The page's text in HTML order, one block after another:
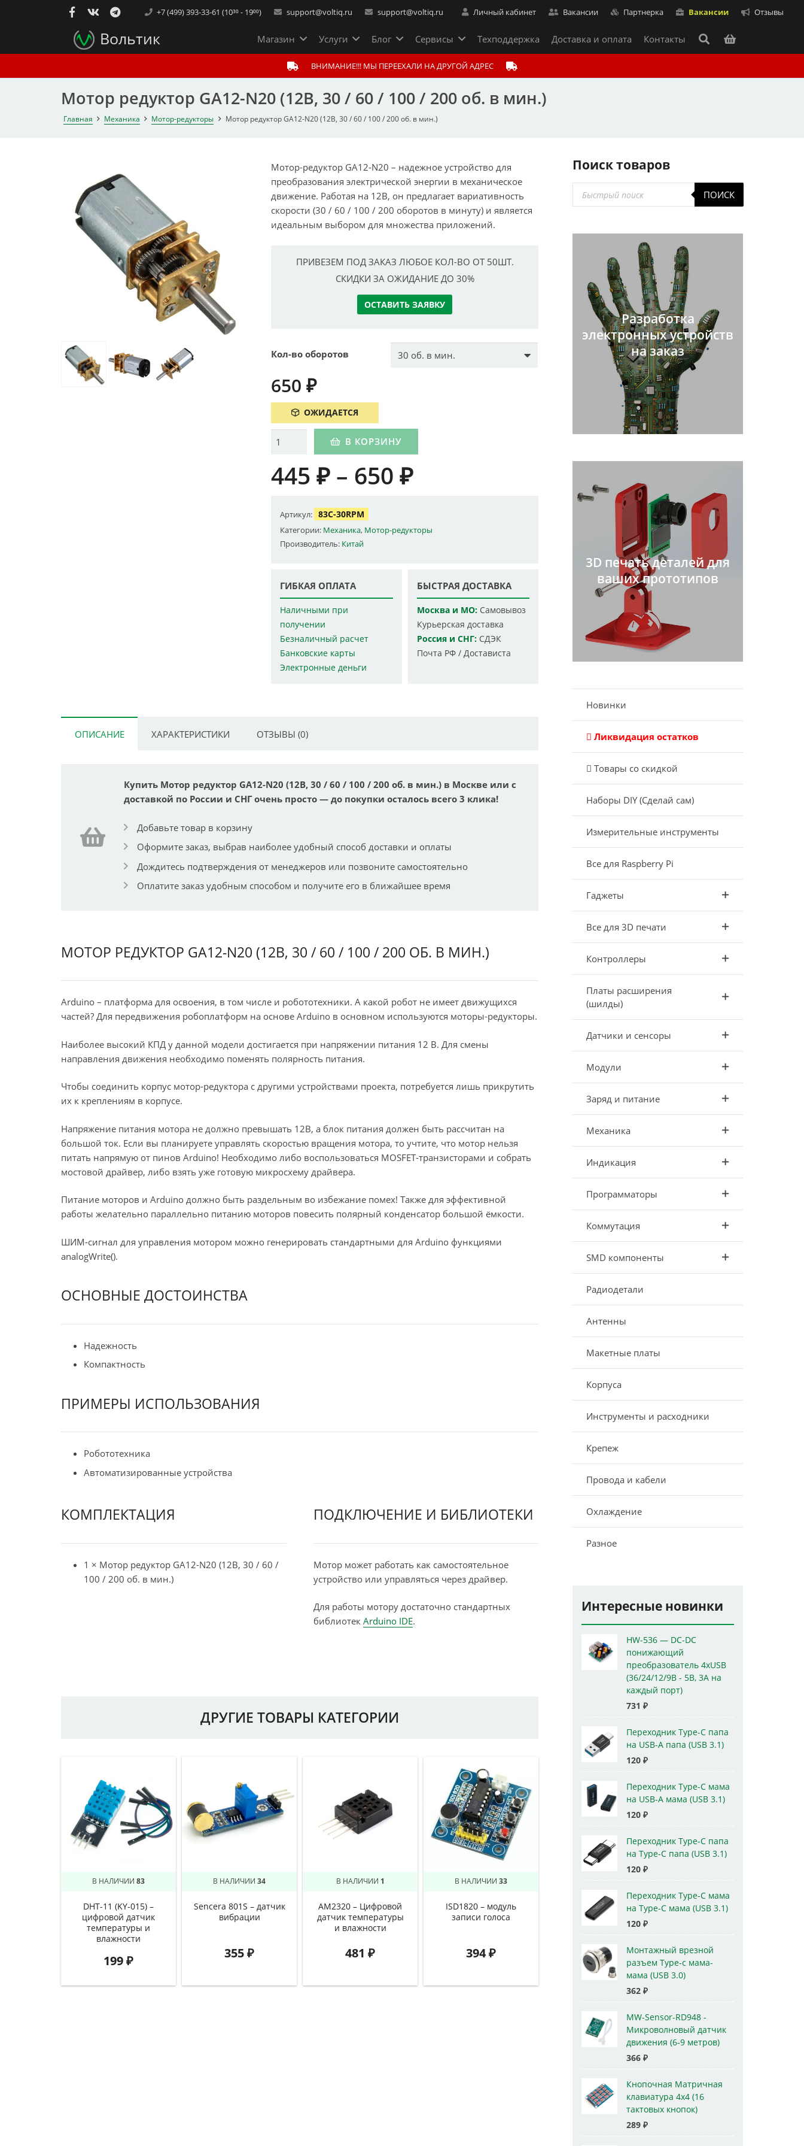
+7 (499) 393-33-61 (10³⁰ - 19⁰⁰) support@voltiq.ru support@voltiq.ru Личный кабинет Вакансии Партнерка Вакансии Отзывы
Вольтик Магазин Услуги Блог Сервисы Техподдержка Доставка и оплата Контакты
ВНИМАНИЕ!!! МЫ ПЕРЕЕХАЛИ НА ДРУГОЙ АДРЕС
Мотор редуктор GA12-N20 (12В, 30 / 60 / 100 / 200 об. в мин.)
Главная Механика Мотор-редукторы Мотор редуктор GA12-N20 (12В, 30 / 60 / 100 / 200 об. в мин.)
Мотор-редуктор GA12-N20 – надежное устройство для
преобразования электрической энергии в механическое
движение. Работая на 12В, он предлагает вариативность
скорости (30 / 60 / 100 / 200 оборотов в минуту) и является
идеальным выбором для множества приложений.
ПРИВЕЗЕМ ПОД ЗАКАЗ ЛЮБОЕ КОЛ-ВО ОТ 50ШТ.
СКИДКИ ЗА ОЖИДАНИЕ ДО 30%
ОСТАВИТЬ ЗАЯВКУ
Кол-во оборотов
650₽
ОЖИДАЕТСЯ
В КОРЗИНУ
445₽ – 650₽
Артикул: 83C-30RPM
Категории: Механика, Мотор-редукторы
Производитель: Китай
ГИБКАЯ ОПЛАТА
Наличными при
получении
Безналичный расчет
Банковские карты
Электронные деньги
БЫСТРАЯ ДОСТАВКА
Москва и МО:Самовывоз
Курьерская доставка
Россия и СНГ:СДЭК
Почта РФ / Достависта
ОПИСАНИЕ ХАРАКТЕРИСТИКИ ОТЗЫВЫ (0)
Купить Мотор редуктор GA12-N20 (12В, 30 / 60 / 100 / 200 об. в мин.) в Москве или с
доставкой по России и СНГ очень просто — до покупки осталось всего 3 клика!
Добавьте товар в корзину
Оформите заказ, выбрав наиболее удобный способ доставки и оплаты
Дождитесь подтверждения от менеджеров или позвоните самостоятельно
Оплатите заказ удобным способом и получите его в ближайшее время
МОТОР РЕДУКТОР GA12-N20 (12В, 30 / 60 / 100 / 200 ОБ. В МИН.)
Arduino – платформа для освоения, в том числе и робототехники. А какой робот не имеет движущихся
частей? Для передвижения робоплатформ на основе Arduino в основном используются моторы-редукторы.
Наиболее высокий КПД у данной модели достигается при напряжении питания 12 В. Для смены
направления движения необходимо поменять полярность питания.
Чтобы соединить корпус мотор-редуктора с другими устройствами проекта, потребуется лишь прикрутить
их к креплениям в корпусе.
Напряжение питания мотора не должно превышать 12В, а блок питания должен быть рассчитан на
большой ток. Если вы планируете управлять скоростью вращения мотора, то учтите, что мотор нельзя
питать напрямую от пинов Arduino! Необходимо либо воспользоваться MOSFET-транзисторами и собрать
мостовой драйвер, либо взять уже готовую микросхему драйвера.
Питание моторов и Arduino должно быть раздельным во избежание помех! Также для эффективной
работы желательно параллельно питанию моторов повесить полярный конденсатор большой ёмкости.
ШИМ-сигнал для управления мотором можно генерировать стандартными для Arduino функциями
analogWrite().
ОСНОВНЫЕ ДОСТОИНСТВА
Надежность
Компактность
ПРИМЕРЫ ИСПОЛЬЗОВАНИЯ
Робототехника
Автоматизированные устройства
КОМПЛЕКТАЦИЯ
1 × Мотор редуктор GA12-N20 (12В, 30 / 60 /
100 / 200 об. в мин.)
ПОДКЛЮЧЕНИЕ И БИБЛИОТЕКИ
Мотор может работать как самостоятельное
устройство или управляться через драйвер.
Для работы мотору достаточно стандартных
библиотек Arduino IDE.
ДРУГИЕ ТОВАРЫ КАТЕГОРИИ
В НАЛИЧИИ 83
DHT-11 (KY-015) –
цифровой датчик
температуры и
влажности
199₽
В НАЛИЧИИ 34
Sencera 801S – датчик
вибрации
355₽
В НАЛИЧИИ 1
AM2320 – Цифровой
датчик температуры
и влажности
481 ₽
В НАЛИЧИИ 33
ISD1820 – модуль
записи голоса
394₽
Поиск товаров
Поиск
товаров
ПОИСК
Разработка
электронных устройств
на заказ
3D печать деталей для
ваших прототипов
Новинки
Ликвидация остатков
Товары со скидкой
Наборы DIY (Сделай сам)
Измерительные инструменты
Все для Raspberry Pi
Гаджеты
Все для 3D печати
Контроллеры
Платы расширения
(шилды)
Датчики и сенсоры
Модули
Заряд и питание
Механика
Индикация
Программаторы
Коммутация
SMD компоненты
Радиодетали
Антенны
Макетные платы
Корпуса
Инструменты и расходники
Крепеж
Провода и кабели
Охлаждение
Разное
Интересные новинки
HW-536 — DC-DC
понижающий
преобразователь 4xUSB
(36/24/12/9В - 5В, 3А на
каждый порт)
731 ₽
Переходник Type-C папа
на USB-A папа (USB 3.1)
120 ₽
Переходник Type-C мама
на USB-A мама (USB 3.1)
120 ₽
Переходник Type-C папа
на Type-C папа (USB 3.1)
120 ₽
Переходник Type-C мама
на Type-C мама (USB 3.1)
120 ₽
Монтажный врезной
разъем Type-c мама-
мама (USB 3.0)
362 ₽
MW-Sensor-RD948 -
Микроволновый датчик
движения (6-9 метров)
366 ₽
Кнопочная Матричная
клавиатура 4x4 (16
тактовых кнопок)
289 ₽